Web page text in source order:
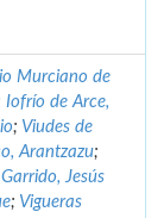
Murciano de
Iofrío de Arce,
; Viudes de
Arantzazu;
Jesús
; Vigueras